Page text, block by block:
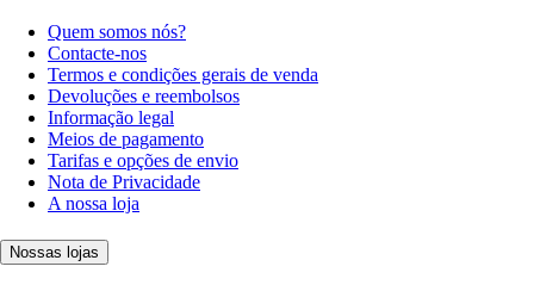
Quem somos nós?
Contacte-nos
Termos e condições gerais de venda
Devoluções e reembolsos
Informação legal
Meios de pagamento
Tarifas e opções de envio
Nota de Privacidade
A nossa loja
Nossas lojas